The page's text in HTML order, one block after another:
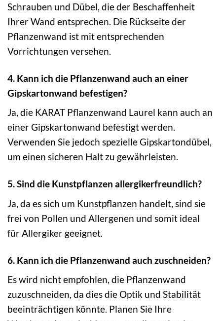
Schrauben und Dübel, die der Beschaffenheit
Ihrer Wand entsprechen. Die Rückseite der
Pflanzenwand ist mit entsprechenden
Vorrichtungen versehen.
4. Kann ich die Pflanzenwand auch an einer
Gipskartonwand befestigen?
Ja, die KARAT Pflanzenwand Laurel kann auch an
einer Gipskartonwand befestigt werden.
Verwenden Sie jedoch spezielle Gipskartondübel,
um einen sicheren Halt zu gewährleisten.
5. Sind die Kunstpflanzen allergikerfreundlich?
Ja, da es sich um Kunstpflanzen handelt, sind sie
frei von Pollen und Allergenen und somit ideal
für Allergiker geeignet.
6. Kann ich die Pflanzenwand auch zuschneiden?
Es wird nicht empfohlen, die Pflanzenwand
zuzuschneiden, da dies die Optik und Stabilität
beeinträchtigen könnte. Planen Sie Ihre